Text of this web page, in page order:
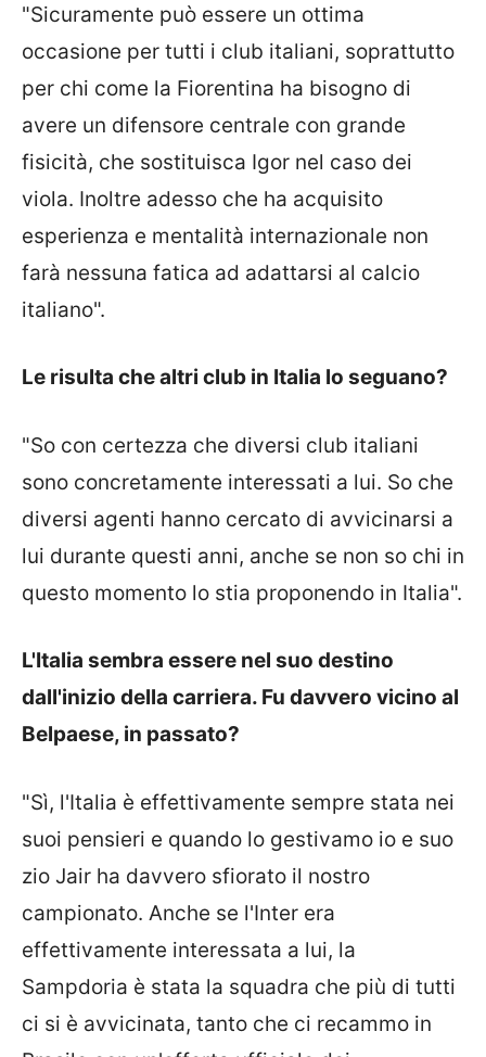
"Sicuramente può essere un ottima
occasione per tutti i club italiani, soprattutto
per chi come la Fiorentina ha bisogno di
avere un difensore centrale con grande
fisicità, che sostituisca Igor nel caso dei
viola. Inoltre adesso che ha acquisito
esperienza e mentalità internazionale non
farà nessuna fatica ad adattarsi al calcio
italiano".
Le risulta che altri club in Italia lo seguano?
"So con certezza che diversi club italiani
sono concretamente interessati a lui. So che
diversi agenti hanno cercato di avvicinarsi a
lui durante questi anni, anche se non so chi in
questo momento lo stia proponendo in Italia".
L'Italia sembra essere nel suo destino
dall'inizio della carriera. Fu davvero vicino al
Belpaese, in passato?
"Sì, l'Italia è effettivamente sempre stata nei
suoi pensieri e quando lo gestivamo io e suo
zio Jair ha davvero sfiorato il nostro
campionato. Anche se l'Inter era
effettivamente interessata a lui, la
Sampdoria è stata la squadra che più di tutti
ci si è avvicinata, tanto che ci recammo in